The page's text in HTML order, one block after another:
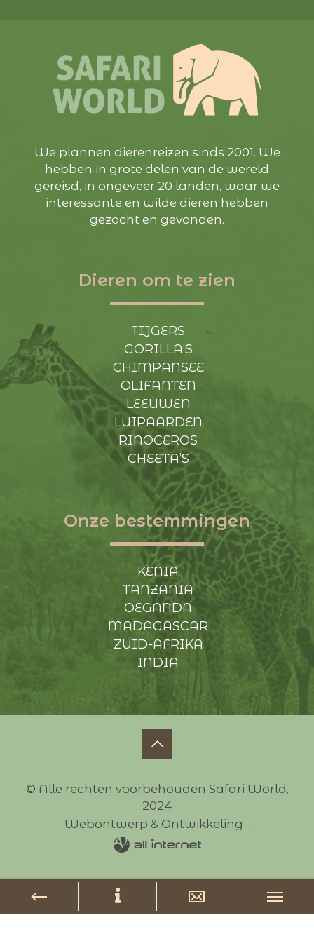
We plannen dierenreizen sinds 2001. We
hebben in grote delen van de wereld
gereisd, in ongeveer 20 landen, waar we
interessante en wilde dieren hebben
gezocht en gevonden.
Dieren om te zien
TIJGERS
GORILLA’S
CHIMPANSEE
OLIFANTEN
LEEUWEN
LUIPAARDEN
RINOCEROS
CHEETA’S
Onze bestemmingen
KENIA
TANZANIA
OEGANDA
MADAGASCAR
ZUID-AFRIKA
INDIA
© Alle rechten voorbehouden Safari World,
2024
Webontwerp & Ontwikkeling -